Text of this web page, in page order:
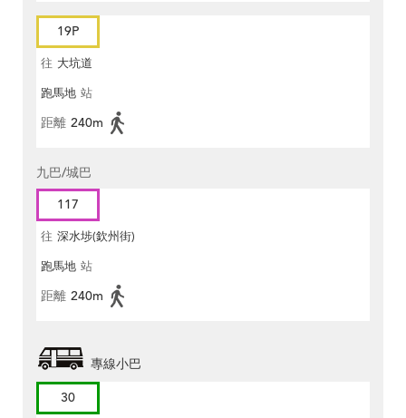
19P
往 大坑道
跑馬地 站
距離 240m
九巴/城巴
117
往 深水埗(欽州街)
跑馬地 站
距離 240m
專線小巴
30